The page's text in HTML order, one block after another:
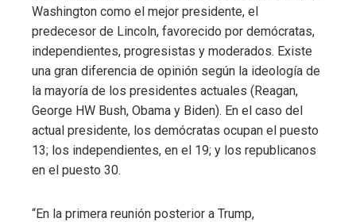
Washington como el mejor presidente, el
predecesor de Lincoln, favorecido por demócratas,
independientes, progresistas y moderados. Existe
una gran diferencia de opinión según la ideología de
la mayoría de los presidentes actuales (Reagan,
George HW Bush, Obama y Biden). En el caso del
actual presidente, los demócratas ocupan el puesto
13; los independientes, en el 19; y los republicanos
en el puesto 30.
“En la primera reunión posterior a Trump,